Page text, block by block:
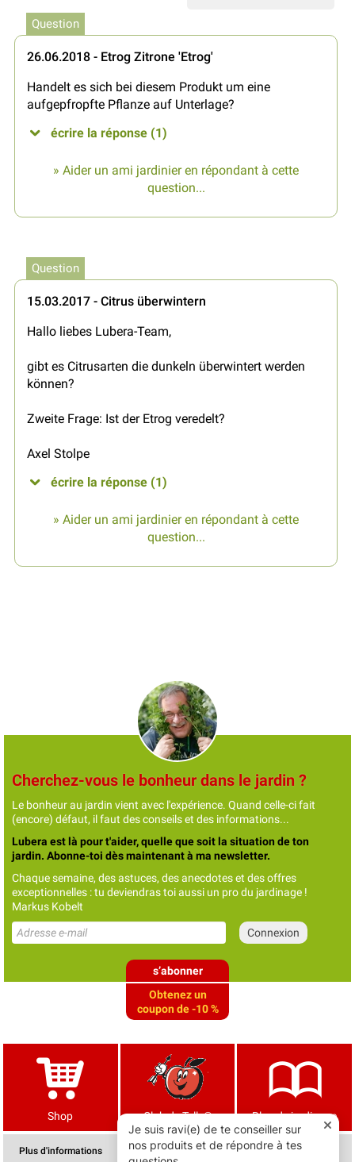
Question
26.06.2018 - Etrog Zitrone 'Etrog'
Handelt es sich bei diesem Produkt um eine
aufgepfropfte Pflanze auf Unterlage?
écrire la réponse (1)
» Aider un ami jardinier en répondant à cette
question...
Question
15.03.2017 - Citrus überwintern
Hallo liebes Lubera-Team,
gibt es Citrusarten die dunkeln überwintert werden
können?
Zweite Frage: Ist der Etrog veredelt?
Axel Stolpe
écrire la réponse (1)
» Aider un ami jardinier en répondant à cette
question...
Cherchez-vous le bonheur dans le jardin ?
Le bonheur au jardin vient avec l'expérience. Quand celle-ci fait
(encore) défaut, il faut des conseils et des informations...
Lubera est là pour t'aider, quelle que soit la situation de ton
jardin. Abonne-toi dès maintenant à ma newsletter.
Chaque semaine, des astuces, des anecdotes et des offres
exceptionnelles : tu deviendras toi aussi un pro du jardinage !
Markus Kobelt
s’abonner
Obtenez un
coupon de -10 %
Shop Club de Tells® Blog de jardinage
Plus d'informations